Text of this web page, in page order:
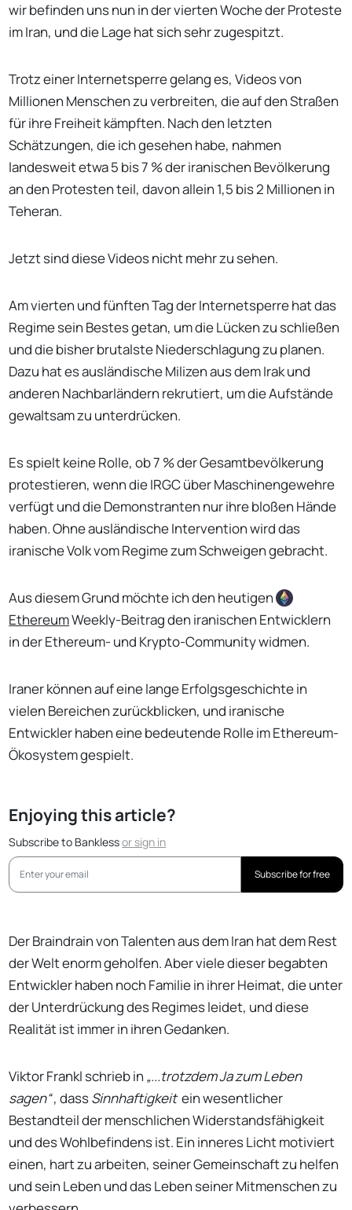
wir befinden uns nun in der vierten Woche der Proteste
im Iran, und die Lage hat sich sehr zugespitzt.
Trotz einer Internetsperre gelang es, Videos von
Millionen Menschen zu verbreiten, die auf den Straßen
für ihre Freiheit kämpften. Nach den letzten
Schätzungen, die ich gesehen habe, nahmen
landesweit etwa 5 bis 7 % der iranischen Bevölkerung
an den Protesten teil, davon allein 1,5 bis 2 Millionen in
Teheran.
Jetzt sind diese Videos nicht mehr zu sehen.
Am vierten und fünften Tag der Internetsperre hat das
Regime sein Bestes getan, um die Lücken zu schließen
und die bisher brutalste Niederschlagung zu planen.
Dazu hat es ausländische Milizen aus dem Irak und
anderen Nachbarländern rekrutiert, um die Aufstände
gewaltsam zu unterdrücken.
Es spielt keine Rolle, ob 7 % der Gesamtbevölkerung
protestieren, wenn die IRGC über Maschinengewehre
verfügt und die Demonstranten nur ihre bloßen Hände
haben. Ohne ausländische Intervention wird das
iranische Volk vom Regime zum Schweigen gebracht.
Aus diesem Grund möchte ich den heutigen
EthereumWeekly-Beitrag den iranischen Entwicklern
in der Ethereum- und Krypto-Community widmen.
Iraner können auf eine lange Erfolgsgeschichte in
vielen Bereichen zurückblicken, und iranische
Entwickler haben eine bedeutende Rolle im Ethereum-
Ökosystem gespielt.
Enjoying this article?
Subscribe to Banklessorsign in
Subscribe for free
Der Braindrain von Talenten aus dem Iran hat dem Rest
der Welt enorm geholfen. Aber viele dieser begabten
Entwickler haben noch Familie in ihrer Heimat, die unter
der Unterdrückung des Regimes leidet, und diese
Realität ist immer in ihren Gedanken.
Viktor Frankl schrieb in „...trotzdem Ja zum Leben
sagen“, dassSinnhaftigkeit ein wesentlicher
Bestandteil der menschlichen Widerstandsfähigkeit
und des Wohlbefindens ist. Ein inneres Licht motiviert
einen, hart zu arbeiten, seiner Gemeinschaft zu helfen
und sein Leben und das Leben seiner Mitmenschen zu